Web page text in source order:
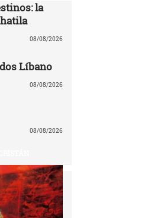
la
08/08/2026
Líbano
08/08/2026
08/08/2026